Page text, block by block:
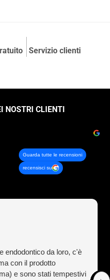
Servizio clienti
NOSTRI CLIENTI
Guarda tutte le recensioni
recensisci su
endodontico da loro, c'è
con il prodotto
e sono stati tempestivi